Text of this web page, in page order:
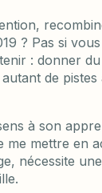
? Pas si
: donner
de
à son
me mettre en
nécessite